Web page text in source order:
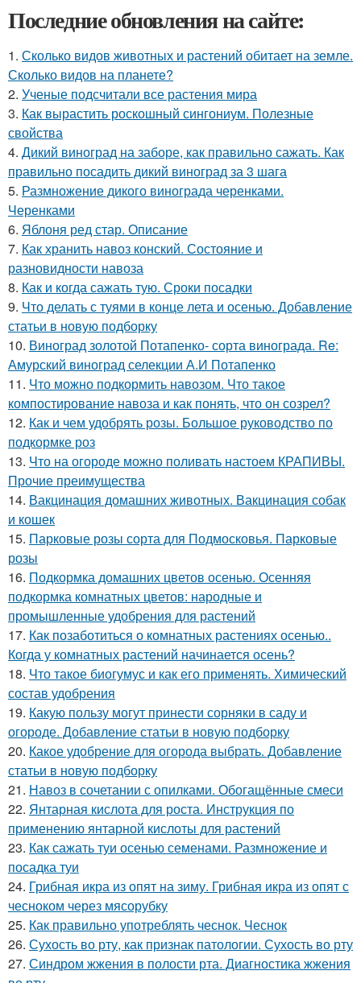
Последние обновления на сайте:
1. Сколько видов животных и растений обитает на земле.
Сколько видов на планете?
2. Ученые подсчитали все растения мира
3. Как вырастить роскошный сингониум. Полезные
свойства
4. Дикий виноград на заборе, как правильно сажать. Как
правильно посадить дикий виноград за 3 шага
5. Размножение дикого винограда черенками.
Черенками
6. Яблоня ред стар. Описание
7. Как хранить навоз конский. Состояние и
разновидности навоза
8. Как и когда сажать тую. Сроки посадки
9. Что делать с туями в конце лета и осенью. Добавление
статьи в новую подборку
10. Виноград золотой Потапенко- сорта винограда. Re:
Амурский виноград селекции А.И Потапенко
11. Что можно подкормить навозом. Что такое
компостирование навоза и как понять, что он созрел?
12. Как и чем удобрять розы. Большое руководство по
подкормке роз
13. Что на огороде можно поливать настоем КРАПИВЫ.
Прочие преимущества
14. Вакцинация домашних животных. Вакцинация собак
и кошек
15. Парковые розы сорта для Подмосковья. Парковые
розы
16. Подкормка домашних цветов осенью. Осенняя
подкормка комнатных цветов: народные и
промышленные удобрения для растений
17. Как позаботиться о комнатных растениях осенью..
Когда у комнатных растений начинается осень?
18. Что такое биогумус и как его применять. Химический
состав удобрения
19. Какую пользу могут принести сорняки в саду и
огороде. Добавление статьи в новую подборку
20. Какое удобрение для огорода выбрать. Добавление
статьи в новую подборку
21. Навоз в сочетании с опилками. Обогащённые смеси
22. Янтарная кислота для роста. Инструкция по
применению янтарной кислоты для растений
23. Как сажать туи осенью семенами. Размножение и
посадка туи
24. Грибная икра из опят на зиму. Грибная икра из опят с
чесноком через мясорубку
25. Как правильно употреблять чеснок. Чеснок
26. Сухость во рту, как признак патологии. Сухость во рту
27. Синдром жжения в полости рта. Диагностика жжения